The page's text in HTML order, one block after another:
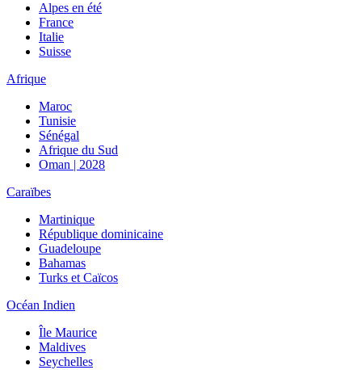
Alpes en été
France
Italie
Suisse
Afrique
Maroc
Tunisie
Sénégal
Afrique du Sud
Oman | 2028
Caraïbes
Martinique
République dominicaine
Guadeloupe
Bahamas
Turks et Caïcos
Océan Indien
Île Maurice
Maldives
Seychelles